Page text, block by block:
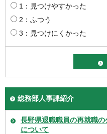
1：見つけやすかった
2：ふつう
3：見つけにくかった
総務部人事課紹介
長野県退職職員の再就職
について